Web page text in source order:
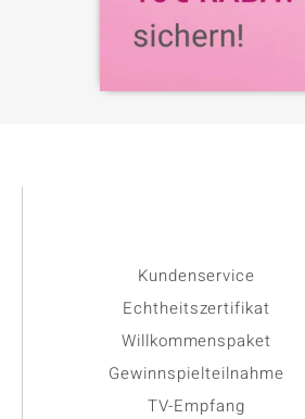
Kundenservice
Echtheitszertifikat
Willkommenspaket
Gewinnspielteilnahme
TV-Empfang